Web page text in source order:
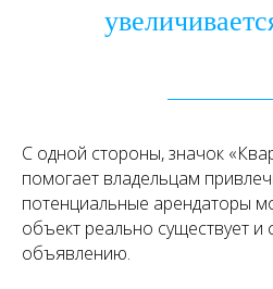
С одной стороны, значок
помогает владельцам
потенциальные арендаторы
объект реально существует и
объявлению.